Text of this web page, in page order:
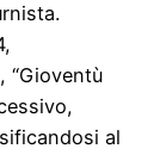
“Gioventù
al